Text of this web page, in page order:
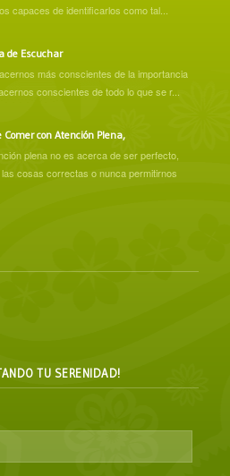
capaces de identificarlos como tal...
de Escuchar
más conscientes de la importancia
conscientes de todo lo que se r...
Comer con Atención Plena,
plena no es acerca de ser perfecto,
cosas correctas o nunca permitirnos
TU SERENIDAD!